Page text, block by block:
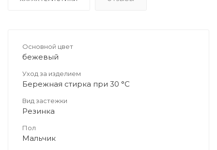
Основной цвет
бежевый
Уход за изделием
Бережная стирка при 30 °C
Вид застежки
Резинка
Пол
Мальчик